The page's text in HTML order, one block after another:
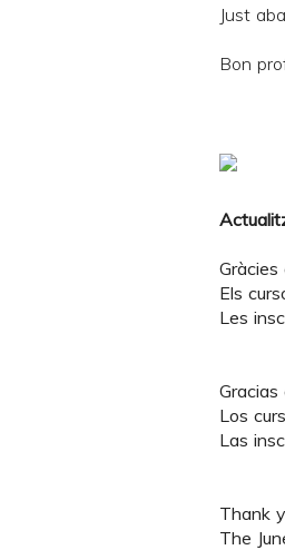
Just
Bon
Els
Les
Los
Las
Thank
The